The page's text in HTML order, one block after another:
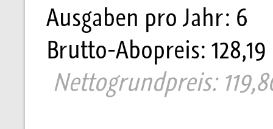
Ausgaben pro Jahr: 6
Brutto-Abopreis:
Nettogrundpreis: